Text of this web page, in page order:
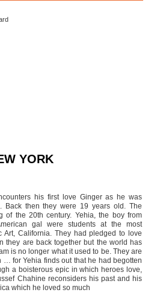
YORK
his first love Ginger as he was
Back then they were 19 years old. The
of the 20th century. Yehia, the boy from
gal were students at the most
Art, California. They had pledged to love
they are back together but the world has
is no longer what it used to be. They are
… for Yehia finds out that he had begotten
a boisterous epic in which heroes love,
Chahine reconsiders his past and his
which he loved so much